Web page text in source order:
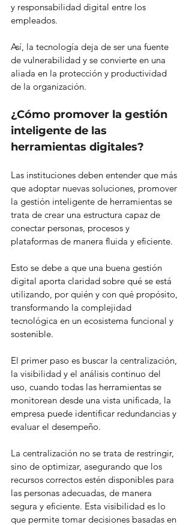
y responsabilidad digital entre los
empleados.
Así, la tecnología deja de ser una fuente
de vulnerabilidad y se convierte en una
aliada en la protección y productividad
de la organización.
¿Cómo promover la gestión
inteligente de las
herramientas digitales?
Las instituciones deben entender que más
que adoptar nuevas soluciones, promover
la gestión inteligente de herramientas se
trata de crear una estructura capaz de
conectar personas, procesos y
plataformas de manera fluida y eficiente.
Esto se debe a que una buena gestión
digital aporta claridad sobre qué se está
utilizando, por quién y con qué propósito,
transformando la complejidad
tecnológica en un ecosistema funcional y
sostenible.
El primer paso es buscar la centralización,
la visibilidad y el análisis continuo del
uso, cuando todas las herramientas se
monitorean desde una vista unificada, la
empresa puede identificar redundancias y
evaluar el desempeño.
La centralización no se trata de restringir,
sino de optimizar, asegurando que los
recursos correctos estén disponibles para
las personas adecuadas, de manera
segura y eficiente. Esta visibilidad es lo
que permite tomar decisiones basadas en